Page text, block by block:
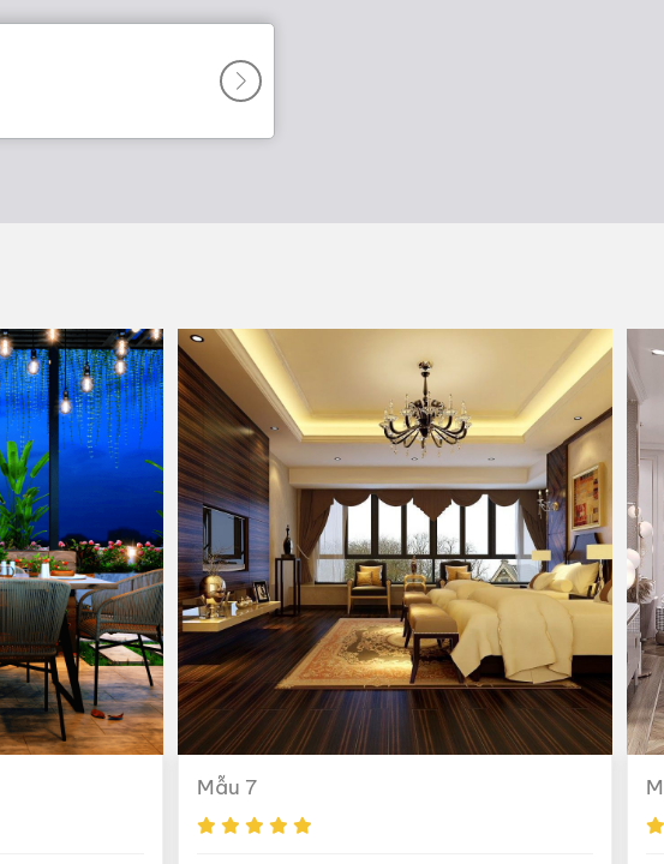
Mẫu 7